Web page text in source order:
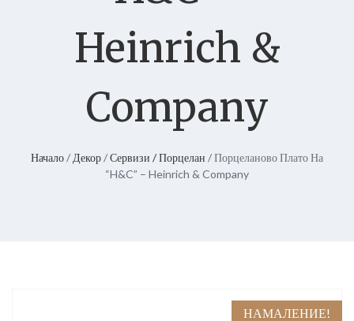
Heinrich &
Company
Начало/ Декор/Сервизи / Порцелан / Порцеланово Плато На
“H&C” – Heinrich & Company
НАМАЛЕНИЕ!